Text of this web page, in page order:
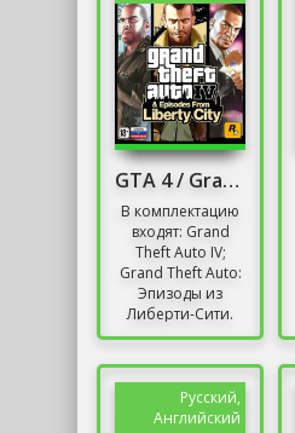
GTA 4 / Grand Theft Auto IV - Complete Edition
В комплектацию
входят: Grand
Theft Auto IV;
Grand Theft Auto:
Эпизоды из
Либерти-Сити.
Новая часть
рейтингам,...
Русский,
Английский